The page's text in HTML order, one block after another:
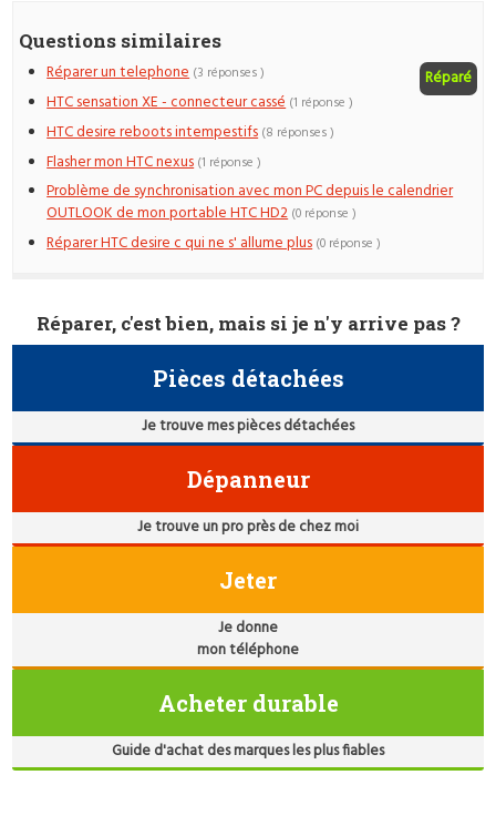
Questions similaires
Réparer un telephone Réparé
(3 réponses )
HTC sensation XE - connecteur cassé (1 réponse )
HTC desire reboots intempestifs (8 réponses )
Flasher mon HTC nexus (1 réponse )
Problème de synchronisation avec mon PC depuis le calendrier
OUTLOOK de mon portable HTC HD2 (0 réponse )
Réparer HTC desire c qui ne s' allume plus (0 réponse )
Réparer, c'est bien, mais si je n'y arrive pas ?
Pièces détachées
Je trouve mes pièces détachées
Dépanneur
Je trouve un pro près de chez moi
Jeter
Je donne
mon téléphone
Acheter durable
Guide d'achat des marques les plus fiables